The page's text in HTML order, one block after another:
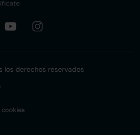
los derechos reservados
cookies